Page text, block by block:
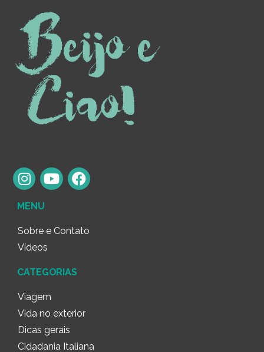
MENU
Sobre e Contato
Vídeos
CATEGORIAS
Viagem
Vida no exterior
Dicas gerais
Cidadania Italiana